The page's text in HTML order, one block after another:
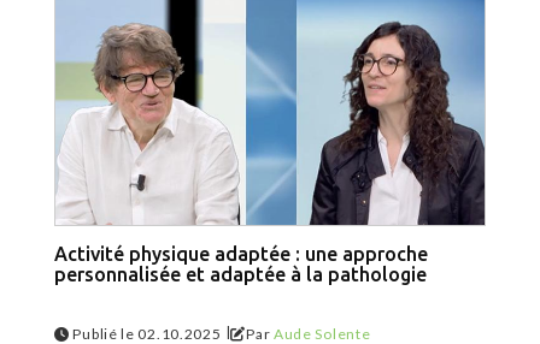
Activité physique adaptée : une approche
personnalisée et adaptée à la pathologie
Publié le 02.10.2025 | Par Aude Solente